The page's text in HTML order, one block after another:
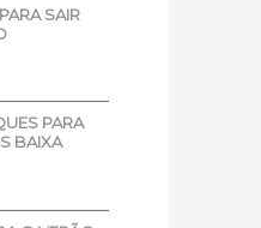
SAIR
PARA
BAIXA